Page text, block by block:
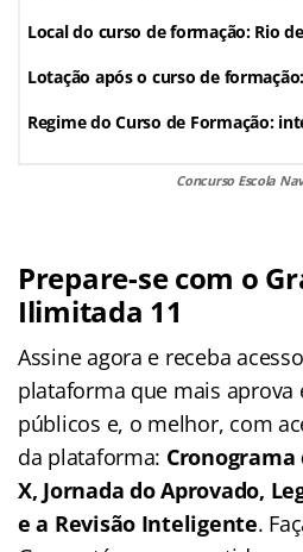
Local do curso de formação: Rio
Lotação após o curso de
Regime do Curso de Formação:
Concurso Escola
Prepare-se com o
Ilimitada 11
Assine agora e receba
plataforma que mais aprova
públicos e, o melhor, com
da plataforma: Cronograma
X, Jornada do Aprovado,
e a Revisão Inteligente.